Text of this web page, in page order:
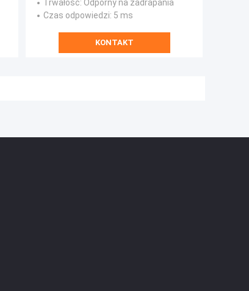
Trwałość: Odporny na zadrapania
Czas odpowiedzi: 5 ms
KONTAKT